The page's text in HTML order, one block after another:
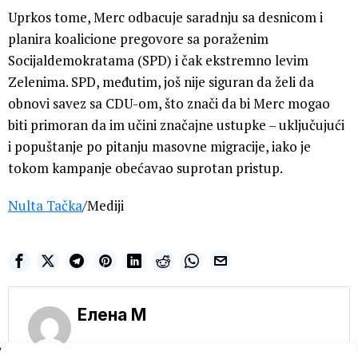
Uprkos tome, Merc odbacuje saradnju sa desnicom i
planira koalicione pregovore sa poraženim
Socijaldemokratama (SPD) i čak ekstremno levim
Zelenima. SPD, međutim, još nije siguran da želi da
obnovi savez sa CDU-om, što znači da bi Merc mogao
biti primoran da im učini značajne ustupke – uključujući
i popuštanje po pitanju masovne migracije, iako je
tokom kampanje obećavao suprotan pristup.
Nulta Tačka/Mediji
Елена M